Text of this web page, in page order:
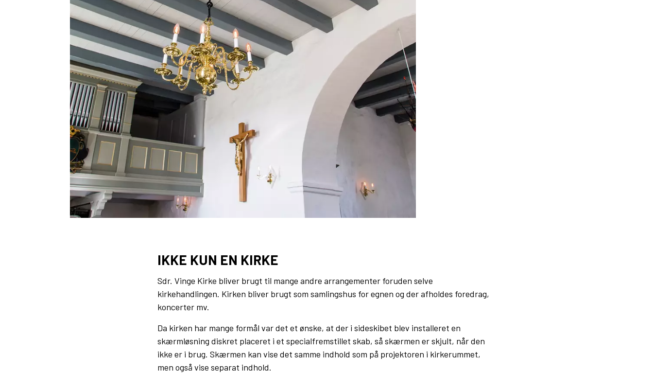
IKKE KUN EN KIRKE
Sdr. Vinge Kirke bliver brugt til mange andre arrangementer foruden selve
kirkehandlingen. Kirken bliver brugt som samlingshus for egnen og der afholdes foredrag,
koncerter mv.
Da kirken har mange formål var det et ønske, at der i sideskibet blev installeret en
skærmløsning diskret placeret i et specialfremstillet skab, så skærmen er skjult, når den
ikke er i brug. Skærmen kan vise det samme indhold som på projektoren i kirkerummet,
men også vise separat indhold.